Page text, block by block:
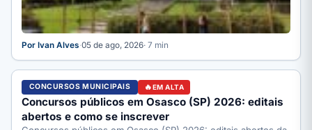
Por Ivan Alves·05 de ago, 2026· 7 min
CONCURSOS MUNICIPAIS EM ALTA
Concursos públicos em Osasco (SP) 2026: editais
abertos e como se inscrever